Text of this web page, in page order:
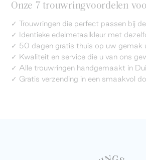
Onze 7 trouwringvoordelen
✓ Trouwringen die perfect passen bij
✓ Identieke edelmetaalkleur met
✓ 50 dagen gratis thuis op uw gemak
✓ Kwaliteit en service die u van ons
✓ Alle trouwringen handgemaakt in
✓ Gratis verzending in een smaakvol